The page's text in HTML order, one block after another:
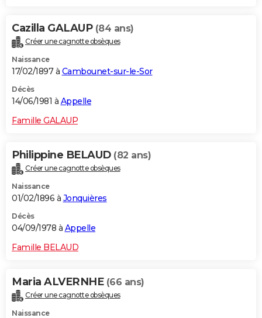
Cazilla GALAUP (84 ans)
Créer une cagnotte obsèques
Naissance
17/02/1897 à Cambounet-sur-le-Sor
Décès
14/06/1981 à Appelle
Famille GALAUP
Philippine BELAUD (82 ans)
Créer une cagnotte obsèques
Naissance
01/02/1896 à Jonquières
Décès
04/09/1978 à Appelle
Famille BELAUD
Maria ALVERNHE (66 ans)
Créer une cagnotte obsèques
Naissance